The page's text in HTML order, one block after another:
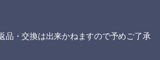
品・交換は出来かねますので予めご了承